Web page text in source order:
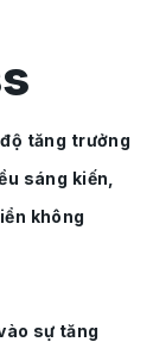
tăng trưởng
sáng kiến,
không
sự tăng